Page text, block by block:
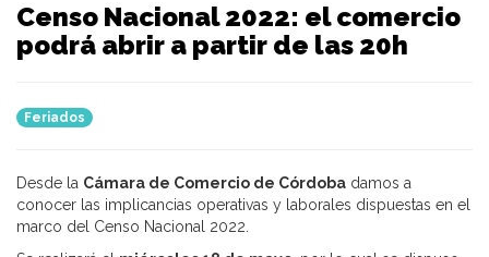
Censo Nacional 2022: el comercio
podrá abrir a partir de las 20h
Feriados
Desde la Cámara de Comercio de Córdoba damos a
conocer las implicancias operativas y laborales dispuestas en el
marco del Censo Nacional 2022.